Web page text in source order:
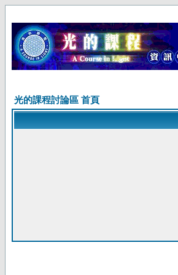
光的課程討論區 首頁